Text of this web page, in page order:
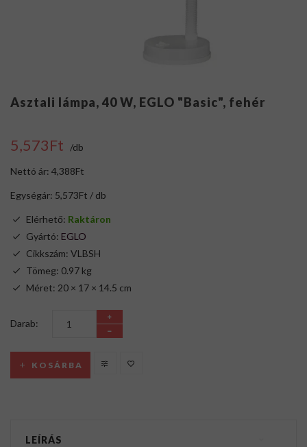
Asztali lámpa, 40 W, EGLO "Basic", fehér
5,573Ft /db
Nettó ár: 4,388Ft
Egységár: 5,573Ft / db
Elérhető: Raktáron
Gyártó: EGLO
Cikkszám: VLBSH
Tömeg: 0.97 kg
Méret: 20 × 17 × 14.5 cm
Darab:
KOSÁRBA
LEÍRÁS